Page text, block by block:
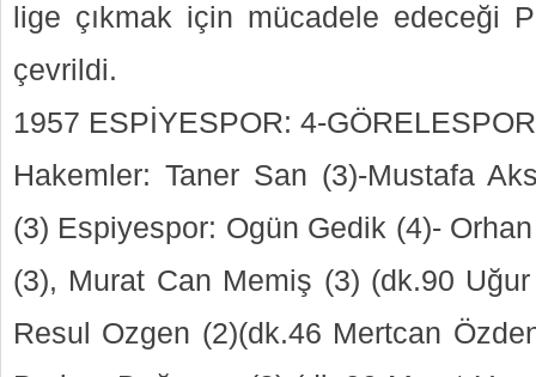
lige çıkmak için mücadele edeceği
çevrildi.
1957 ESPİYESPOR: 4-
Hakemler: Taner San (3)-Mustafa
(3) Espiyespor: Ogün Gedik (4)-
(3), Murat Can Memiş (3) (dk.90
Resul Ozgen (2)(dk.46 Mertcan